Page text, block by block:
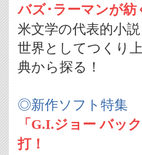
バズ･ラーマンが紡
米文学の代表的小
世界としてつくり
典から探る！
◎新作ソフト特集
「G.I.ジョー バッ
打！